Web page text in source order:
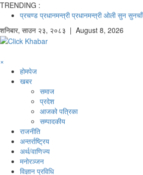
TRENDING :
प्रचण्ड प्रधानमन्त्री प्रधानमन्त्री ओली सुन
शनिबार, साउन २३, २०८३ | August 8, 2026
×
होमपेज
खबर
समाज
प्रदेश
आजको पत्रिका
सम्पादकीय
राजनीति
अन्तर्राष्ट्रिय
अर्थ/वाणिज्य
मनाेरञ्जन
विज्ञान प्रविधि